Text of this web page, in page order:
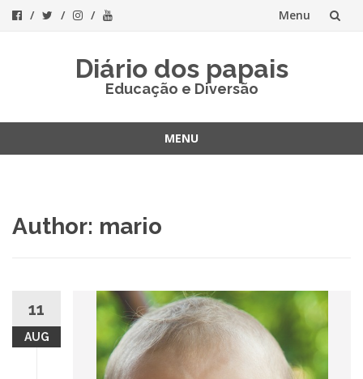
Menu
Diário dos papais
Educação e Diversão
MENU
Author: mario
11
AUG